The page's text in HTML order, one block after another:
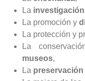
La
La promoción y
La protección y
La
museos,
La